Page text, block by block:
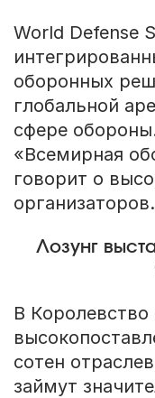
World Defense
оборонных
глобальной
сфере
«Всемирная
говорит о
организаторов.
Лозунг
В Королевство
сотен
займут